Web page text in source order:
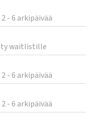
- 6 arkipäivää
waitlistille
- 6 arkipäivää
- 6 arkipäivää